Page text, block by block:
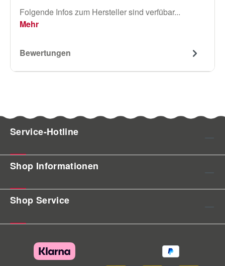
Folgende Infos zum Hersteller sind verfübar...
Mehr
Bewertungen
Service-Hotline
Shop Informationen
Shop Service